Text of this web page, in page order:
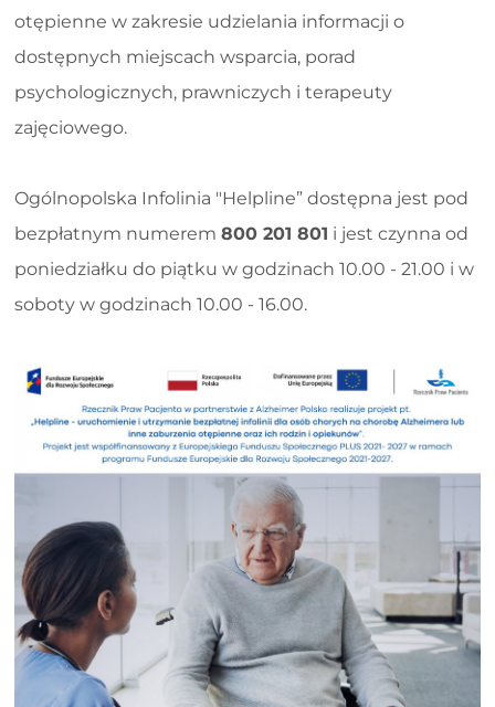
otępienne w zakresie udzielania informacji o
dostępnych miejscach wsparcia, porad
psychologicznych, prawniczych i terapeuty
zajęciowego.
Ogólnopolska Infolinia "Helpline” dostępna jest pod
bezpłatnym numerem800 201 801 i jest czynna od
poniedziałku do piątku w godzinach 10.00 - 21.00 i w
soboty w godzinach 10.00 - 16.00.